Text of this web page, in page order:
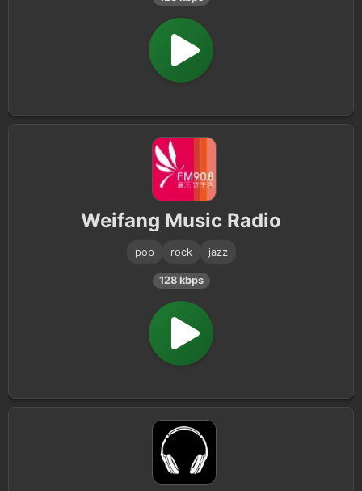
Weifang Music Radio
pop rock jazz
128 kbps